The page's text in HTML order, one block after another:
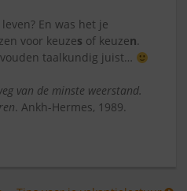
En was het je
voor keuzes of keuzen.
taalkundig juist…
van de minste weerstand.
. Ankh-Hermes, 1989.